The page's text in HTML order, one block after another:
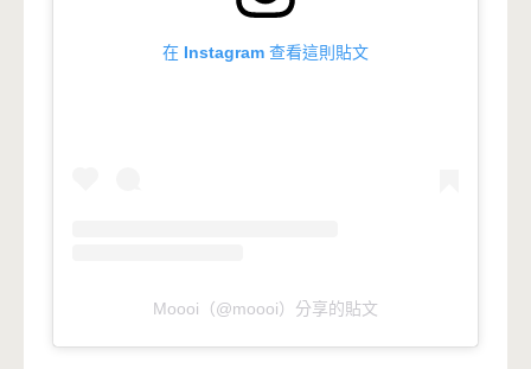
在 Instagram 查看這則貼文
Moooi（@moooi）分享的貼文